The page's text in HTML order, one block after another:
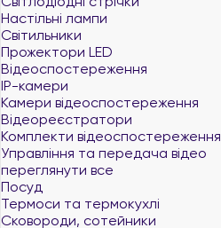
Настільні лампи
Світильники
Прожектори LED
Відеоспостереження
IP-камери
Камери відеоспостереження
Відеореєстратори
Комплекти відеоспостереження
Управління та передача відео
переглянути все
Посуд
Термоси та термокухлі
Сковороди, сотейники